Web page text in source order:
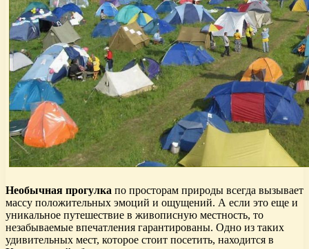
Необычная прогулка по просторам природы всегда вызывает
массу положительных эмоций и ощущений. А если это еще и
уникальное путешествие в живописную местность, то
незабываемые впечатления гарантированы. Одно из таких
удивительных мест, которое стоит посетить, находится в